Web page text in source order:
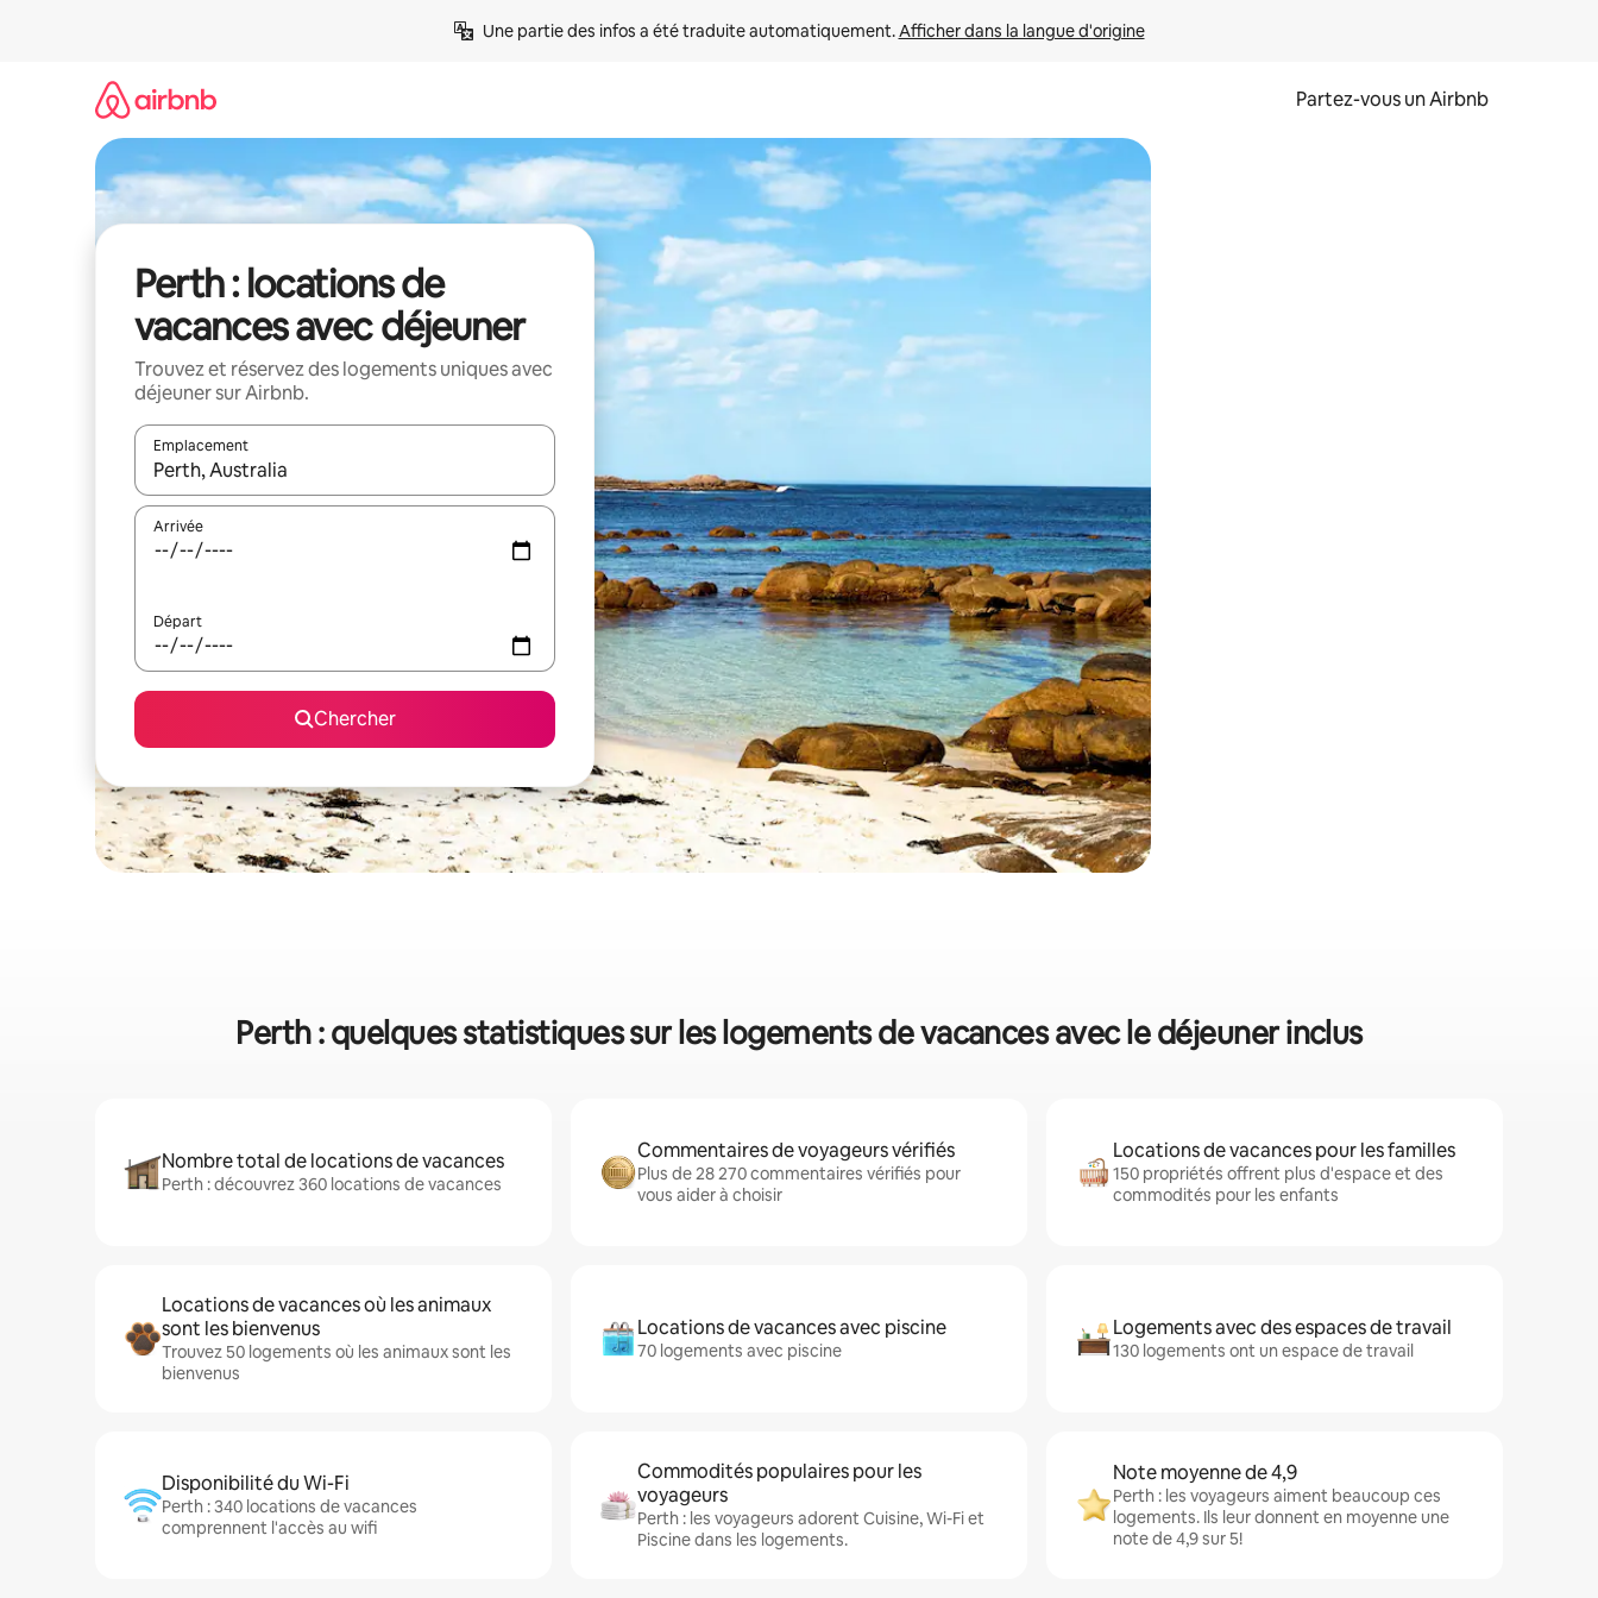
Une partie des infos a été traduite automatiquement. Afficher dans la langue d'origine
Partez-vous un Airbnb
Perth : locations de
vacances avec déjeuner
Trouvez et réservez des logements uniques avec
déjeuner sur Airbnb.
Emplacement
Quand les résultats sont affichés, parcourez-les en utilisant les flèches vers le haut et vers le bas, ou en appuyant dessus et en les faisant glisser.
Arrivée
Départ
Chercher
Perth : quelques statistiques sur les logements de vacances avec le déjeuner inclus
Nombre total de locations de vacances
Perth : découvrez 360 locations de vacances
Commentaires de voyageurs vérifiés
Plus de 28 270 commentaires vérifiés pour
vous aider à choisir
Locations de vacances pour les familles
150 propriétés offrent plus d'espace et des
commodités pour les enfants
Locations de vacances où les animaux
sont les bienvenus
Trouvez 50 logements où les animaux sont les
bienvenus
Locations de vacances avec piscine
70 logements avec piscine
Logements avec des espaces de travail
130 logements ont un espace de travail
Disponibilité du Wi-Fi
Perth : 340 locations de vacances
comprennent l'accès au wifi
Commodités populaires pour les
voyageurs
Perth : les voyageurs adorent Cuisine, Wi-Fi et
Piscine dans les logements.
Note moyenne de 4,9
Perth : les voyageurs aiment beaucoup ces
logements. Ils leur donnent en moyenne une
note de 4,9 sur 5!